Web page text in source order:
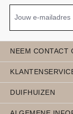
NEEM CONTACT
DUIFHUIZEN